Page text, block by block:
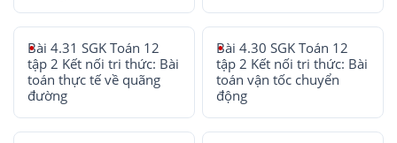
Bài 4.31 SGK Toán 12
tập 2 Kết nối tri thức: Bài
toán thực tế về quãng
đường
Bài 4.30 SGK Toán 12
tập 2 Kết nối tri thức: Bài
toán vận tốc chuyển
động